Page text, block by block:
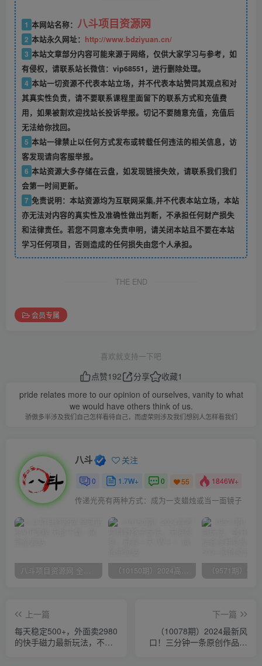
1 本网站名称： 八斗项目资源网
2 本站永久网址： http://www.bdziyuan.cn/
3 本站文章部分内容可能来源于网络，仅供大家学习与参考，如
有侵权，请联系站长微信：vip68551，进行删除处理。
4 本站一切资源不代表本站立场，并不代表本站赞同其观点和对
其真实性负责，请不要联系课程里面留下的联系方式和充值费
用，如果被割欢迎找站长投诉举报。切记不要随意充值，充值后
无法给你找回。
5 本站一律禁止以任何方式发布或转载任何违法的相关信息，访
客发现请向客服举报。
6 本站资源大多存储在云盘，如发现链接失效，请联系我们我们
会第一时间更新。
7 免责说明：本站资源均为互联网采集,并不代表本站立场，本站
亦无法对内容的真实性及准确性做出判断，不承担任何财产损失
和法律责任。若您不同意本免责申明，请关闭本站且不要在本站
学习任何项目，否则造成的任何损失由您个人承担。
THE END
会员专属
喜欢就支持一下吧
点赞192 分享 收藏1
pride relates more to our opinion of ourselves, vanity to what
we would have others think of us.
骄傲多半涉及我们自己怎样看待自己，而虚荣则涉及我们想别人怎样看我们
八斗 关注
0 1.7W+ 0 55 1846W+
传递光亮有两种方式：成为一支蜡烛或当一面镜子
八斗项目资源网 全网正品VIP课程 无损下载~ （10150期）2024高考项目野路子玩法，无限裂变，最高一天1W＋！
上一篇
每天稳定500+，外面卖2980
的快手磁力最新玩法，不靠
下一篇
（10078期）2024最新风
口！三分钟一条原创作品，